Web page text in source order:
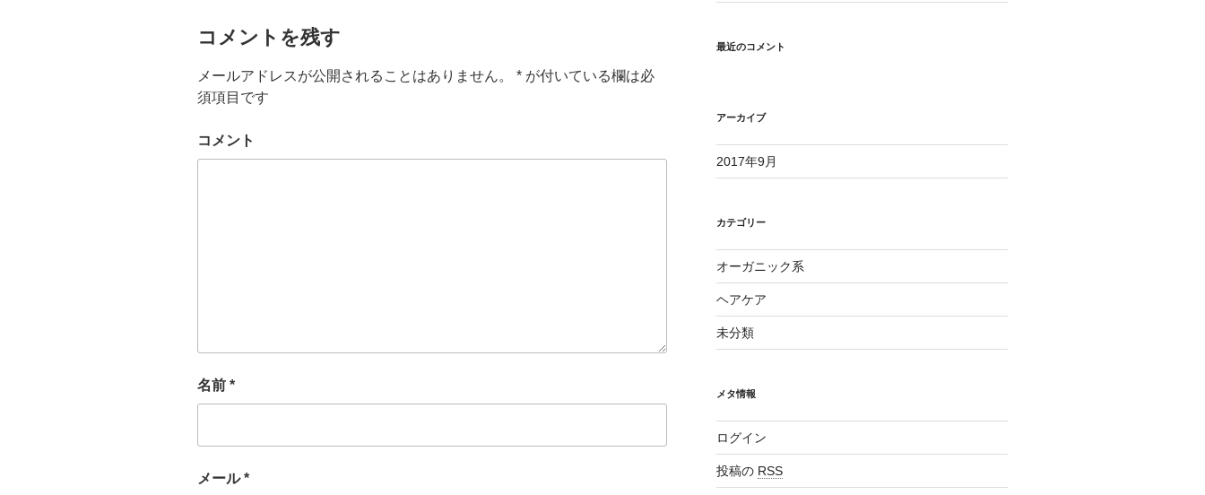
コメントを残す
メールアドレスが公開されることはありません。 * が付いている欄は必
須項目です
コメント
名前 *
メール*
最近のコメント
アーカイブ
2017年9月
カテゴリー
オーガニック系
ヘアケア
未分類
メタ情報
ログイン
投稿の RSS